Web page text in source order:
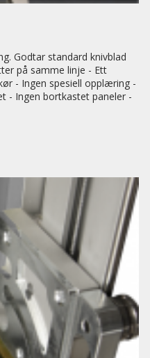
Godtar standard knivblad
på samme linje - Ett
- Ingen spesiell opplæring -
- Ingen bortkastet paneler -